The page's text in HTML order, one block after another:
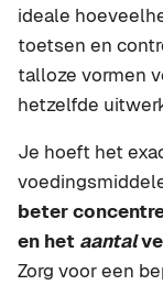
ideale
toetsen en
talloze vormen
hetzelfde
Je hoeft het
beter
en het aantal
Zorg voor een